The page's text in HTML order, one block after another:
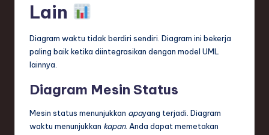
Lain
Diagram waktu tidak berdiri sendiri. Diagram ini bekerja
paling baik ketika diintegrasikan dengan model UML
lainnya.
Diagram Mesin Status
Mesin status menunjukkan apayang terjadi. Diagram
waktu menunjukkan kapan. Anda dapat memetakan